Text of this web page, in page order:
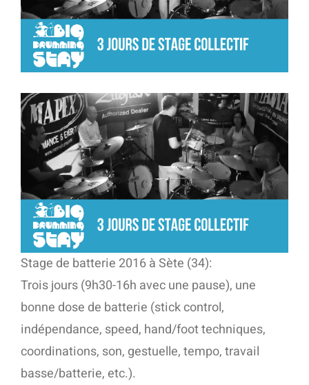
Stage de batterie 2016 à Sète (34):
Trois jours (9h30-16h avec une pause), une
bonne dose de batterie (stick control,
indépendance, speed, hand/foot techniques,
coordinations, son, gestuelle, tempo, travail
basse/batterie, etc.).